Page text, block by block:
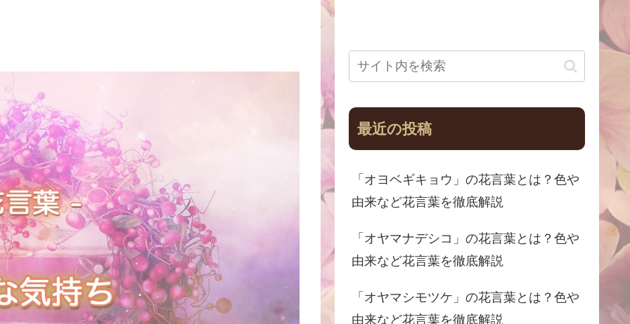
最近の投稿
「オヨベギキョウ」の花言葉とは？色や
由来など花言葉を徹底解説
「オヤマナデシコ」の花言葉とは？色や
由来など花言葉を徹底解説
「オヤマシモツケ」の花言葉とは？色や
由来など花言葉を徹底解説